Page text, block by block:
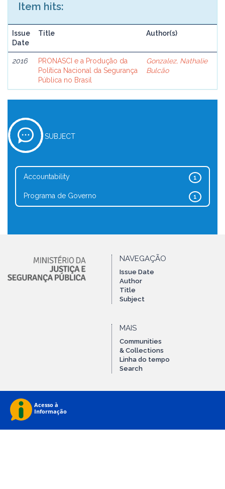
Item hits:
Issue
Date
Title Author(s)
2016
PRONASCI e a Produção da
Política Nacional da Segurança
Pública no Brasil
Gonzalez, Nathalie
Bulcão
SUBJECT
1
Accountability
1
Programa de Governo
NAVEGAÇÃO
Issue Date
Author
Title
Subject
MAIS
Communities
& Collections
Linha do tempo
Search